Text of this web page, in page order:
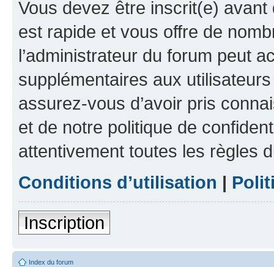
Vous devez être inscrit(e) avant
est rapide et vous offre de
l’administrateur du forum peut
supplémentaires aux
assurez-vous d’avoir pris
et de notre politique de
attentivement toutes les règles
Conditions d’utilisation |
Inscription
Index du forum